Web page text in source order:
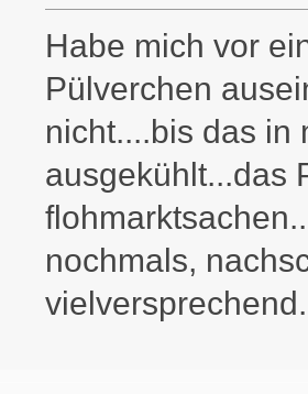
Habe mich vor
Pülverchen
nicht....bis das in
ausgekühlt...das
nochmals,